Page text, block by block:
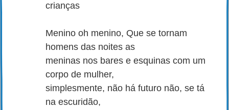
crianças
Menino oh menino, Que se tornam
homens das noites as
meninas nos bares e esquinas com um
corpo de mulher,
simplesmente, não há futuro não, se tá
na escuridão,